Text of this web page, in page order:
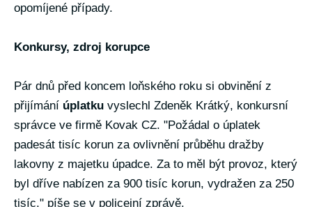
opomíjené případy.
Konkursy, zdroj korupce
Pár dnů před koncem loňského roku si obvinění z
přijímání úplatku vyslechl Zdeněk Krátký, konkursní
správce ve firmě Kovak CZ. "Požádal o úplatek
padesát tisíc korun za ovlivnění průběhu dražby
lakovny z majetku úpadce. Za to měl být provoz, který
byl dříve nabízen za 900 tisíc korun, vydražen za 250
tisíc," píše se v policejní zprávě.